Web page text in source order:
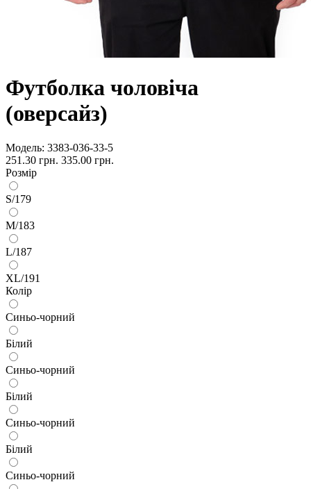
Футболка чоловіча
(оверсайз)
Модель: 3383-036-33-5
251.30 грн. 335.00 грн.
Розмір
S/179
M/183
L/187
XL/191
Колір
Синьо-чорний
Білий
Синьо-чорний
Білий
Синьо-чорний
Білий
Синьо-чорний